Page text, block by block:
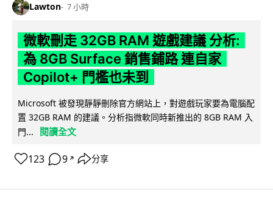
Lawton 7 小時
微軟刪走 32GB RAM 遊戲建議 分析:
為 8GB Surface 銷售鋪路 連自家
Copilot+ 門檻也未到
Microsoft 被發現靜靜刪除官方網站上，對遊戲玩家要為電腦配
置 32GB RAM 的建議。分析指微軟同時新推出的 8GB RAM 入
門...
閱讀全文
123 9 ↗ 分享